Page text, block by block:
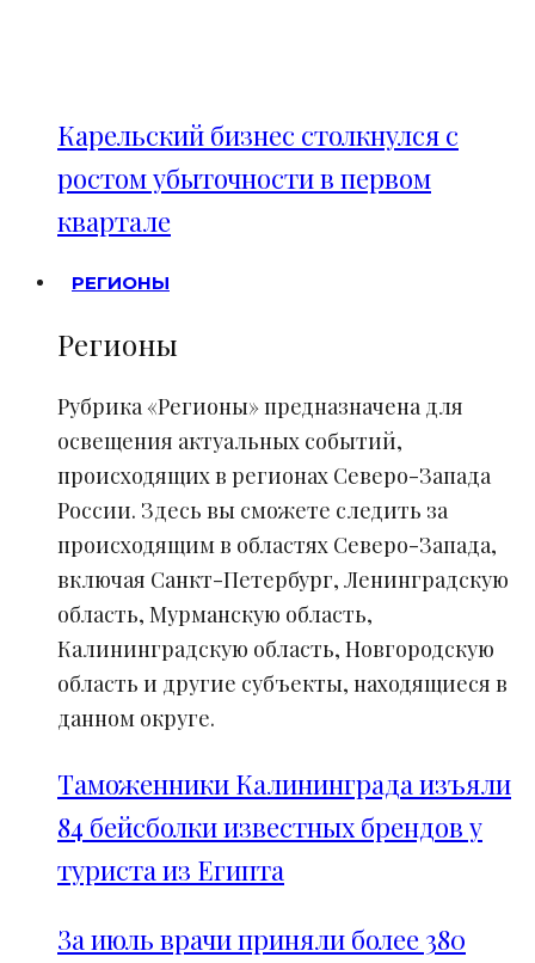
Карельский бизнес столкнулся с
ростом убыточности в первом
квартале
РЕГИОНЫ
Регионы
Рубрика «Регионы» предназначена для
освещения актуальных событий,
происходящих в регионах Северо-Запада
России. Здесь вы сможете следить за
происходящим в областях Северо-Запада,
включая Санкт-Петербург, Ленинградскую
область, Мурманскую область,
Калининградскую область, Новгородскую
область и другие субъекты, находящиеся в
данном округе.
Таможенники Калининграда изъяли
84 бейсболки известных брендов у
туриста из Египта
За июль врачи приняли более 380